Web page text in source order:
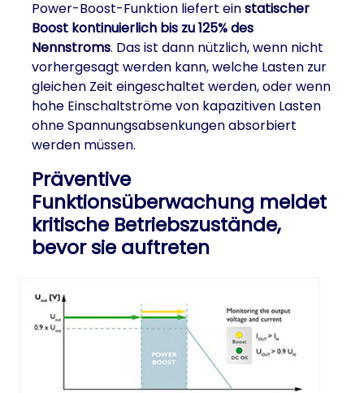
Power-Boost-Funktion liefert einstatischer
Boost kontinuierlich bis zu 125% des
Nennstroms. Das ist dann nützlich, wenn nicht
vorhergesagt werden kann, welche Lasten zur
gleichen Zeit eingeschaltet werden, oder wenn
hohe Einschaltströme von kapazitiven Lasten
ohne Spannungsabsenkungen absorbiert
werden müssen.
Präventive
Funktionsüberwachung meldet
kritische Betriebszustände,
bevor sie auftreten